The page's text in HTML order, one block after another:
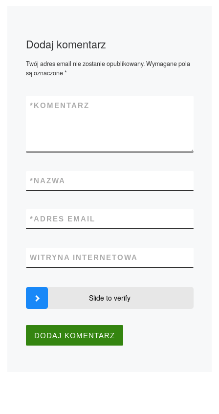
Dodaj komentarz
Twój adres email nie zostanie opublikowany.Wymagane pola
są oznaczone*
KOMENTARZ
*
NAZWA
*
ADRES EMAIL
*
WITRYNA INTERNETOWA
Slide to verify